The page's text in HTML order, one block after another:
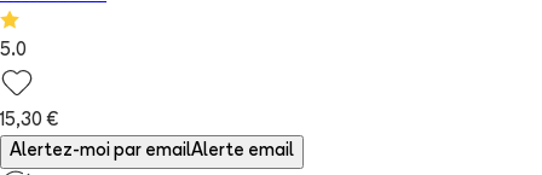
5.0
15,30 €
Alertez-moi par emailAlerte email